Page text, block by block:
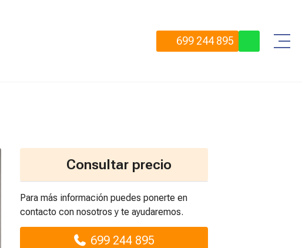
699 244 895
Consultar precio
Para más información puedes ponerte en
contacto con nosotros y te ayudaremos.
699 244 895